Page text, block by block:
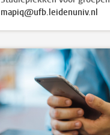
mapiq@ufb.leidenuniv.nl